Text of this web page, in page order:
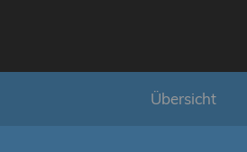
Übersicht